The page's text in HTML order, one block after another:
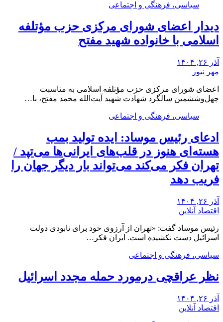
سیاسی، فرهنگی و اجتماعی
دیدار اعضای شورای مرکزی حزب مؤتلفه
اسلامی با خانواده شهید مفتح
آذر ۲۶, ۱۴۰۴
مهر نیوز
اعضای شورای مرکزی حزب مؤتلفه اسلامی به مناسبت
چهل‌وششمین سالگرد شهادت شهید آیت‌الله محمد مفتح، با…
سیاسی، فرهنگی و اجتماعی
ادعای رئیس موساد: ایده تولید بمب
هسته‌ای هنوز در قلب‌های ایرانی‌ها می‌تپد /
تهران فکر می‌کند می‌تواند بار دیگر جهان را
فریب دهد
آذر ۲۶, ۱۴۰۴
اقتصاد آنلاین
رئیس موساد گفت: «تهران از آرزوی خود برای نابودی دولت
اسرائیل دست نکشیده است. ایران فکر…
سیاسی، فرهنگی و اجتماعی
نظر عراقچی درمورد حمله مجدد اسرائیل
آذر ۲۶, ۱۴۰۴
اقتصاد آنلاین